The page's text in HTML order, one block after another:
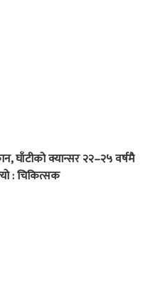
घाँटीको क्यान्सर २२–२५ वर्षमै
: चिकित्सक